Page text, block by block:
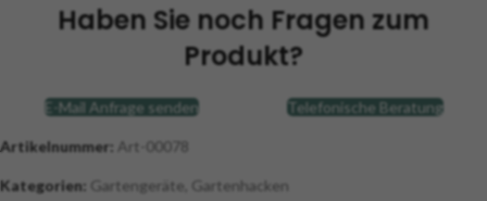
Haben Sie noch Fragen zum
Produkt?
E-Mail Anfrage senden Telefonische Beratung
Artikelnummer: Art-00078
Kategorien: Gartengeräte Gartenhacken